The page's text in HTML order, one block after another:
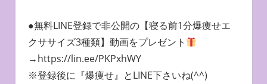
●無料LINE登録で非公開の【寝る前1分爆痩せエ
クササイズ3種類】動画をプレゼント
→https://lin.ee/PKPxhWY
※登録後に『爆痩せ』とLINE下さいね(^^)